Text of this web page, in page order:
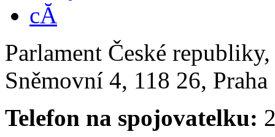
Parlament České
Sněmovní 4, 118 26,
Telefon na spojovatelku: